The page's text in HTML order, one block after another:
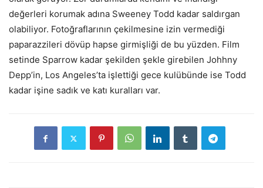
değerleri korumak adına Sweeney Todd kadar saldırgan
olabiliyor. Fotoğraflarının çekilmesine izin vermediği
paparazzileri dövüp hapse girmişliği de bu yüzden. Film
setinde Sparrow kadar şekilden şekle girebilen Johhny
Depp’in, Los Angeles’ta işlettiği gece kulübünde ise Todd
kadar işine sadık ve katı kuralları var.